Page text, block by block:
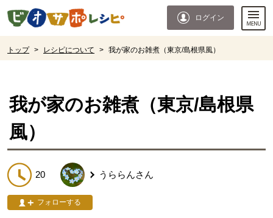
ページの先頭です。
ログイン
トップ > レシピについて > 我が家のお雑煮（東京/島根県風）
我が家のお雑煮（東京/島根県
風）
20 うららんさん
フォローする